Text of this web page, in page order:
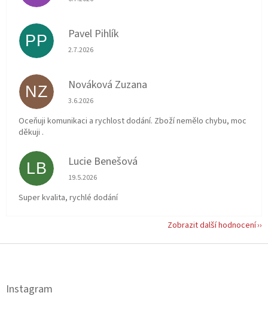
PP Pavel Pihlík
Hodnocení obchodu je 5 z 5 hvězdiček.
2.7.2026
NZ Nováková Zuzana
Hodnocení obchodu je 5 z 5 hvězdiček.
3.6.2026
Oceňuji komunikaci a rychlost dodání. Zboží nemělo chybu, moc
děkuji .
LB Lucie Benešová
Hodnocení obchodu je 5 z 5 hvězdiček.
19.5.2026
Super kvalita, rychlé dodání
Zobrazit další hodnocení
Z
Instagram